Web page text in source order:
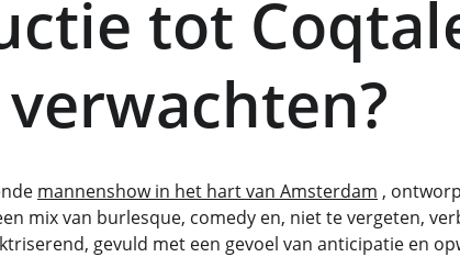
tot
mannenshow in het hart van Amsterdam ,
mix van burlesque, comedy en, niet te vergeten,
gevuld met een gevoel van anticipatie en